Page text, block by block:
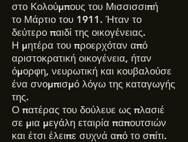
στο Κολούμπους του Μισσισσιπή
το Μάρτιο του 1911. Ήταν το
δεύτερο παιδί της οικογένειας.
Η μητέρα του προερχόταν από
αριστοκρατική οικογένεια, ήταν
όμορφη, νευρωτική και κουβαλούσε
ένα σνομπισμό λόγω της καταγωγής
της.
Ο πατέρας του δούλευε ως πλασιέ
σε μια μεγάλη εταιρία παπουτσιών
και έτσι έλειπε συχνά από το σπίτι.